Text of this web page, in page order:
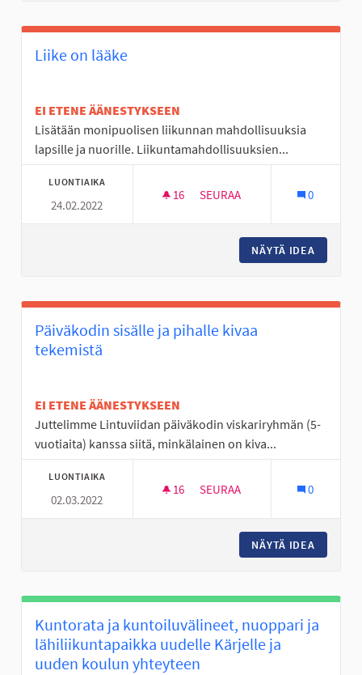
Liike on lääke
EI ETENE ÄÄNESTYKSEEN
Lisätään monipuolisen liikunnan mahdollisuuksia
lapsille ja nuorille. Liikuntamahdollisuuksien...
LUONTIAIKA
24.02.2022
16 16 SEURAAJAA
SEURAA 0
NÄYTÄ IDEA
Päiväkodin sisälle ja pihalle kivaa
tekemistä
EI ETENE ÄÄNESTYKSEEN
Juttelimme Lintuviidan päiväkodin viskariryhmän (5-
vuotiaita) kanssa siitä, minkälainen on kiva...
LUONTIAIKA
02.03.2022
16 16 SEURAAJAA
SEURAA 0
NÄYTÄ IDEA
Kuntorata ja kuntoiluvälineet, nuoppari ja
lähiliikuntapaikka uudelle Kärjelle ja
uuden koulun yhteyteen